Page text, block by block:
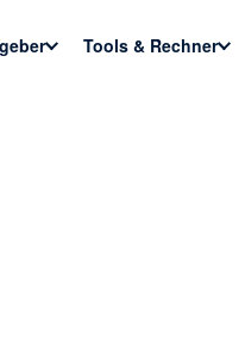
Tools & Rechner